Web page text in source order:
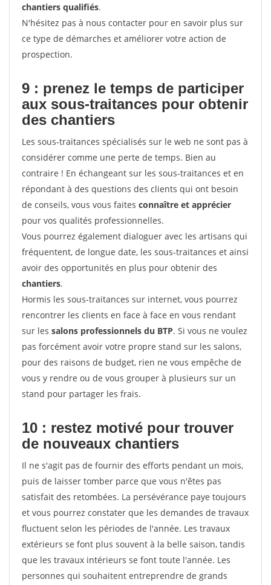
chantiers qualifiés.
N'hésitez pas à nous contacter pour en savoir plus sur
ce type de démarches et améliorer votre action de
prospection.
9 : prenez le temps de participer
aux sous-traitances pour obtenir
des chantiers
Les sous-traitances spécialisés sur le web ne sont pas à
considérer comme une perte de temps. Bien au
contraire ! En échangeant sur les sous-traitances et en
répondant à des questions des clients qui ont besoin
de conseils, vous vous faites connaître et apprécier
pour vos qualités professionnelles.
Vous pourrez également dialoguer avec les artisans qui
fréquentent, de longue date, les sous-traitances et ainsi
avoir des opportunités en plus pour obtenir des
chantiers.
Hormis les sous-traitances sur internet, vous pourrez
rencontrer les clients en face à face en vous rendant
sur les salons professionnels du BTP. Si vous ne voulez
pas forcément avoir votre propre stand sur les salons,
pour des raisons de budget, rien ne vous empêche de
vous y rendre ou de vous grouper à plusieurs sur un
stand pour partager les frais.
10 : restez motivé pour trouver
de nouveaux chantiers
Il ne s'agit pas de fournir des efforts pendant un mois,
puis de laisser tomber parce que vous n'êtes pas
satisfait des retombées. La persévérance paye toujours
et vous pourrez constater que les demandes de travaux
fluctuent selon les périodes de l'année. Les travaux
extérieurs se font plus souvent à la belle saison, tandis
que les travaux intérieurs se font toute l'année. Les
personnes qui souhaitent entreprendre de grands